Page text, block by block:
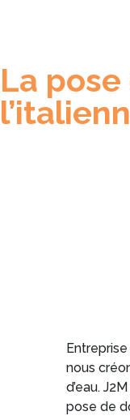
La
nous
d’eau.
pose de